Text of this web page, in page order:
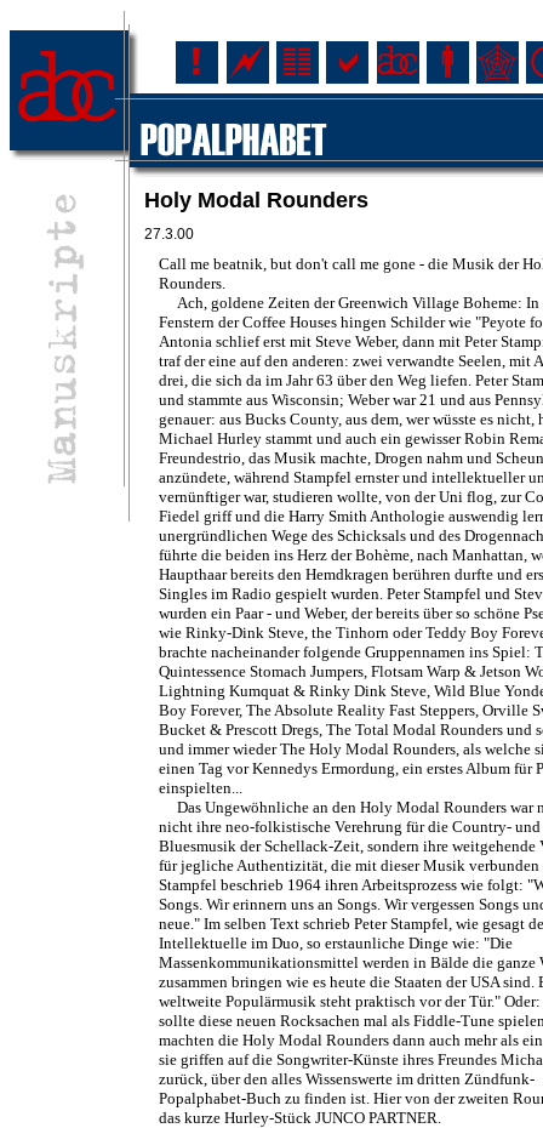
Holy Modal Rounders
27.3.00
Call me beatnik, but don't call me gone - die Musik der
Rounders.
Ach, goldene Zeiten der Greenwich Village Boheme: In
Fenstern der Coffee Houses hingen Schilder wie "Peyote
Antonia schlief erst mit Steve Weber, dann mit Peter
traf der eine auf den anderen: zwei verwandte Seelen, mit
drei, die sich da im Jahr 63 über den Weg liefen. Peter
und stammte aus Wisconsin; Weber war 21 und aus
genauer: aus Bucks County, aus dem, wer wüsste es nicht,
Michael Hurley stammt und auch ein gewisser Robin
Freundestrio, das Musik machte, Drogen nahm und
anzündete, während Stampfel ernster und intellektueller
vernünftiger war, studieren wollte, von der Uni flog, zur
Fiedel griff und die Harry Smith Anthologie auswendig
unergründlichen Wege des Schicksals und des
führte die beiden ins Herz der Bohème, nach Manhattan,
Haupthaar bereits den Hemdkragen berühren durfte und
Singles im Radio gespielt wurden. Peter Stampfel und
wurden ein Paar - und Weber, der bereits über so schöne
wie Rinky-Dink Steve, the Tinhorn oder Teddy Boy
brachte nacheinander folgende Gruppennamen ins Spiel:
Quintessence Stomach Jumpers, Flotsam Warp & Jetson
Lightning Kumquat & Rinky Dink Steve, Wild Blue
Boy Forever, The Absolute Reality Fast Steppers, Orville
Bucket & Prescott Dregs, The Total Modal Rounders und
und immer wieder The Holy Modal Rounders, als welche
einen Tag vor Kennedys Ermordung, ein erstes Album für
einspielten...
Das Ungewöhnliche an den Holy Modal Rounders war
nicht ihre neo-folkistische Verehrung für die Country- und
Bluesmusik der Schellack-Zeit, sondern ihre weitgehende
für jegliche Authentizität, die mit dieser Musik verbunden
Stampfel beschrieb 1964 ihren Arbeitsprozess wie folgt:
Songs. Wir erinnern uns an Songs. Wir vergessen Songs
neue." Im selben Text schrieb Peter Stampfel, wie gesagt
Intellektuelle im Duo, so erstaunliche Dinge wie: "Die
Massenkommunikationsmittel werden in Bälde die ganze
zusammen bringen wie es heute die Staaten der USA sind.
weltweite Populärmusik steht praktisch vor der Tür."
sollte diese neuen Rocksachen mal als Fiddle-Tune
machten die Holy Modal Rounders dann auch mehr als
sie griffen auf die Songwriter-Künste ihres Freundes
zurück, über den alles Wissenswerte im dritten Zündfunk-
Popalphabet-Buch zu finden ist. Hier von der zweiten
das kurze Hurley-Stück JUNCO PARTNER.